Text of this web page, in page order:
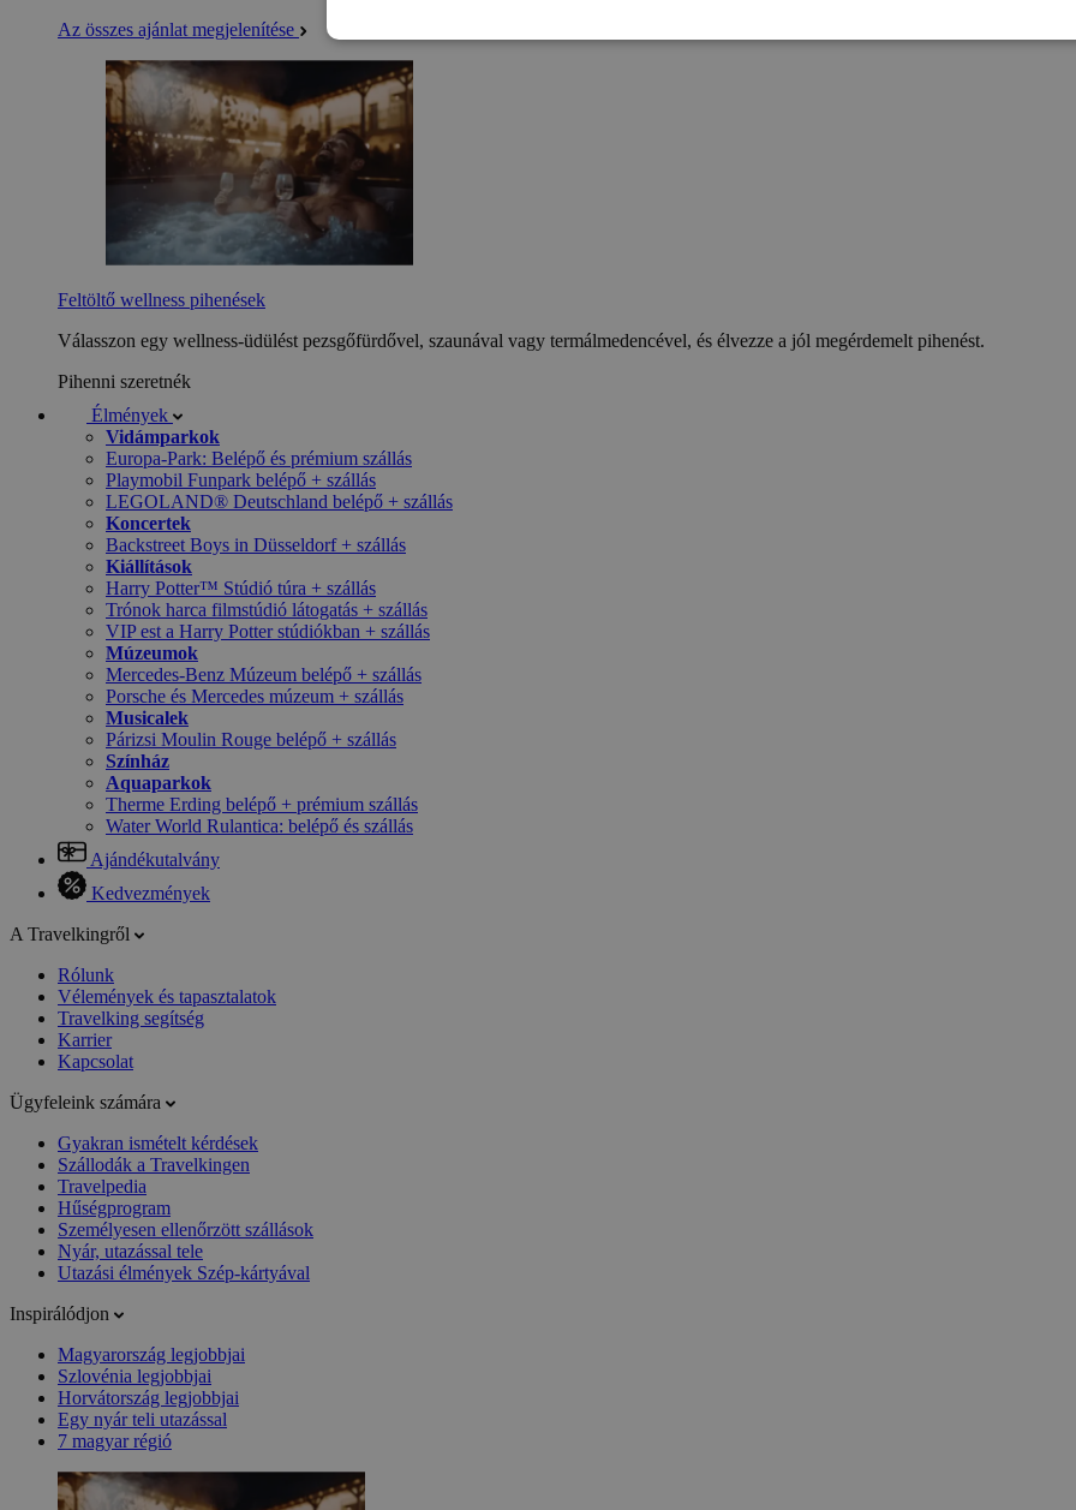
Az összes ajánlat megjelenítése
Feltöltő wellness pihenések
Válasszon egy wellness-üdülést pezsgőfürdővel, szaunával vagy termálmedencével, és élvezze a jól megérdemelt pihenést.
Pihenni szeretnék
Élmények
Vidámparkok
Europa-Park: Belépő és prémium szállás
Playmobil Funpark belépő + szállás
LEGOLAND® Deutschland belépő + szállás
Koncertek
Backstreet Boys in Düsseldorf + szállás
Kiállítások
Harry Potter™ Stúdió túra + szállás
Trónok harca filmstúdió látogatás + szállás
VIP est a Harry Potter stúdiókban + szállás
Múzeumok
Mercedes-Benz Múzeum belépő + szállás
Porsche és Mercedes múzeum + szállás
Musicalek
Párizsi Moulin Rouge belépő + szállás
Színház
Aquaparkok
Therme Erding belépő + prémium szállás
Water World Rulantica: belépő és szállás
Ajándékutalvány
Kedvezmények
A Travelkingről
Rólunk
Vélemények és tapasztalatok
Travelking segítség
Karrier
Kapcsolat
Ügyfeleink számára
Gyakran ismételt kérdések
Szállodák a Travelkingen
Travelpedia
Hűségprogram
Személyesen ellenőrzött szállások
Nyár, utazással tele
Utazási élmények Szép-kártyával
Inspirálódjon
Magyarország legjobbjai
Szlovénia legjobbjai
Horvátország legjobbjai
Egy nyár teli utazással
7 magyar régió